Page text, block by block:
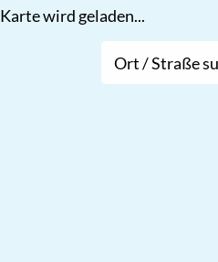
Karte wird geladen...